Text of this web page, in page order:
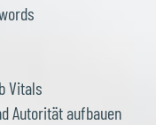
Vitals
Autorität aufbauen